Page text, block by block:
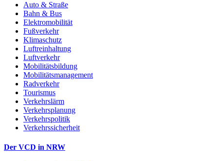
Auto & Straße
Bahn & Bus
Elektromobilität
Fußverkehr
Klimaschutz
Luftreinhaltung
Luftverkehr
Mobilitätsbildung
Mobilitätsmanagement
Radverkehr
Tourismus
Verkehrslärm
Verkehrsplanung
Verkehrspolitik
Verkehrssicherheit
Der VCD in NRW